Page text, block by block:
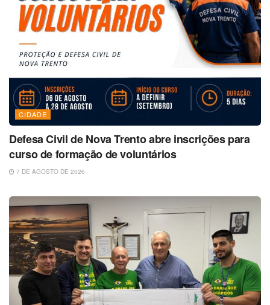
CIDADE
Defesa Civil de Nova Trento abre inscrições para
curso de formação de voluntários
7 DE AGOSTO DE 2026